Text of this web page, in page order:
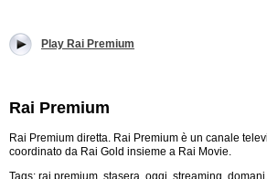
Play Rai Premium
Rai Premium
Rai Premium diretta. Rai Premium è un canale
coordinato da Rai Gold insieme a Rai Movie.
Tags: rai premium, stasera, oggi, streaming,